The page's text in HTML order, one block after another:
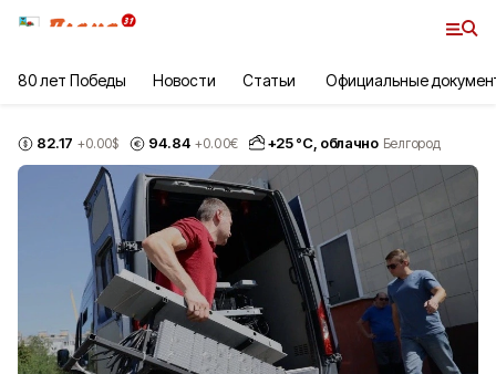
80 лет Победы Новости Статьи Официальные
82.17 +0.00$ 94.84 +0.00€ +25°С, облачно Белгород